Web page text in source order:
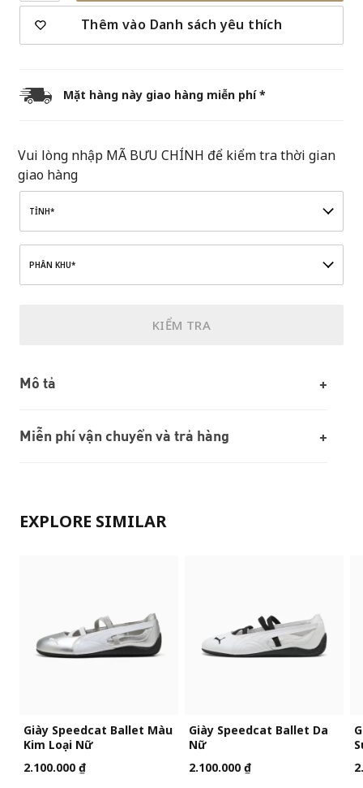
Thêm vào Danh sách yêu thích
Mặt hàng này giao hàng miễn phí *
Vui lòng nhập MÃ BƯU CHÍNH để kiểm tra thời gian
giao hàng
TỈNH*
PHÂN KHU*
KIỂM TRA
Mô tả
Miễn phí vận chuyển và trả hàng
EXPLORE SIMILAR
Giày Speedcat Ballet Màu
Kim Loại Nữ
2.100.000 ₫
Giày Speedcat Ballet Da
Nữ
2.100.000 ₫